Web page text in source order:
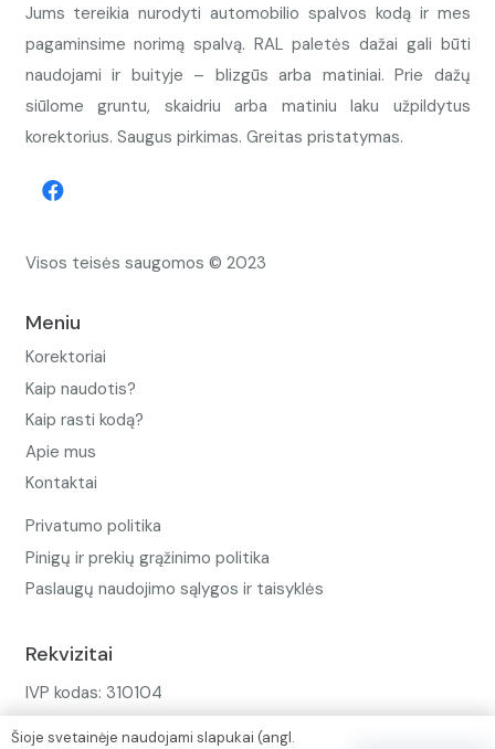
Jums tereikia nurodyti automobilio spalvos kodą ir mes
pagaminsime norimą spalvą. RAL paletės dažai gali būti
naudojami ir buityje – blizgūs arba matiniai. Prie dažų
siūlome gruntu, skaidriu arba matiniu laku užpildytus
korektorius. Saugus pirkimas. Greitas pristatymas.
Visos teisės saugomos © 2023
Meniu
Korektoriai
Kaip naudotis?
Kaip rasti kodą?
Apie mus
Kontaktai
Privatumo politika
Pinigų ir prekių grąžinimo politika
Paslaugų naudojimo sąlygos ir taisyklės
Rekvizitai
IVP kodas: 310104
Šioje svetainėje naudojami slapukai (angl.